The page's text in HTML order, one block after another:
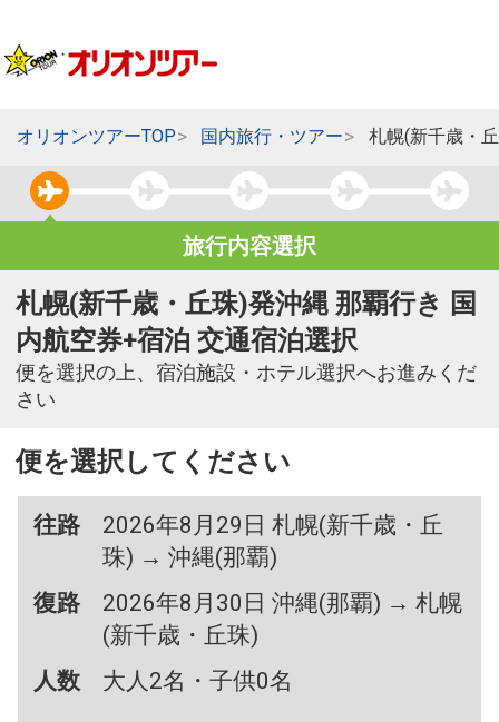
オリオンツアーTOP 国内旅行・ツアー 札幌(新千歳・
旅行内容選択
札幌(新千歳・丘珠)発沖縄 那覇行き 国
内航空券+宿泊 交通宿泊選択
便を選択の上、宿泊施設・ホテル選択へお進みくだ
さい
便を選択してください
往路
2026年8月29日 札幌(新千歳・丘
珠) → 沖縄(那覇)
復路
2026年8月30日 沖縄(那覇) → 札幌
(新千歳・丘珠)
人数
大人2名・子供0名